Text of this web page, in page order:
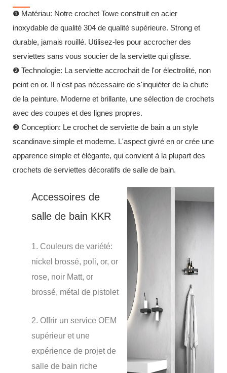
❶ Matériau: Notre crochet Towe construit en acier
inoxydable de qualité 304 de qualité supérieure. Strong et
durable, jamais rouillé. Utilisez-les pour accrocher des
serviettes sans vous soucier de la serviette qui glisse.
❷ Technologie: La serviette accrochait de l'or électrolité, non
peint en or. Il n'est pas nécessaire de s'inquiéter de la chute
de la peinture. Moderne et brillante, une sélection de crochets
avec des coupes et des lignes propres.
❸ Conception: Le crochet de serviette de bain a un style
scandinave simple et moderne. L'aspect givré en or crée une
apparence simple et élégante, qui convient à la plupart des
crochets de serviettes décoratifs de salle de bain.
Accessoires de
salle de bain KKR
1. Couleurs de variété:
nickel brossé, poli, or, or
rose, noir Matt, or
brossé, métal de pistolet
2. Offrir un service OEM
supérieur et une
expérience de projet de
salle de bain riche